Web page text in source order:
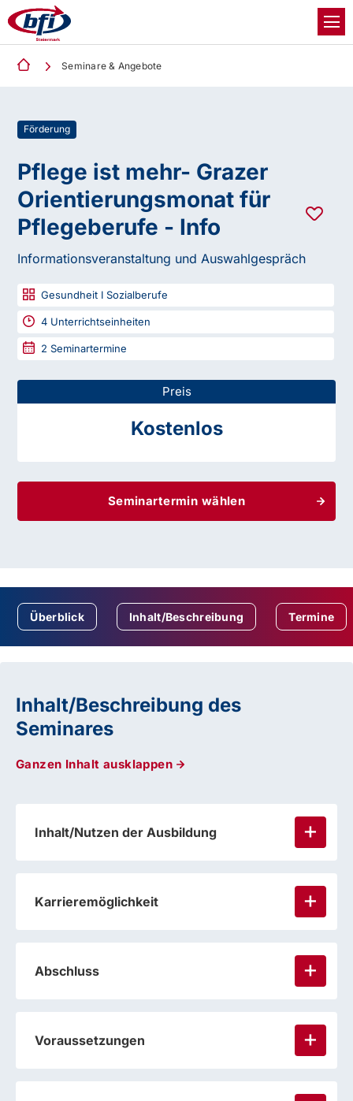
Seminare & Angebote
Förderung
Pflege ist mehr- Grazer
Orientierungsmonat für
Pflegeberufe - Info
Informationsveranstaltung und Auswahlgespräch
Gesundheit I Sozialberufe
4 Unterrichtseinheiten
2 Seminartermine
Preis
Kostenlos
Seminartermin wählen
Überblick Inhalt/Beschreibung Termine
Inhalt/Beschreibung des
Seminares
Ganzen Inhalt ausklappen
Inhalt/Nutzen der Ausbildung
Karrieremöglichkeit
Abschluss
Voraussetzungen